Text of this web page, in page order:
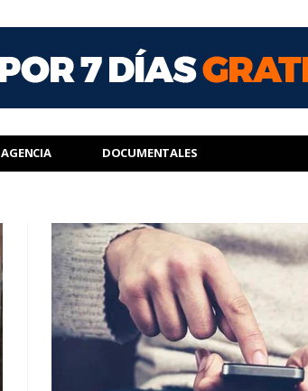
AGENCIA DOCUMENTALES